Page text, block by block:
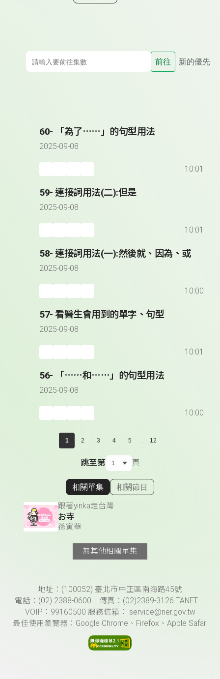
前往 新的優先
60- 「為了⋯⋯」的句型用法
2025-09-08
10:01
59- 連接詞用法(二):但是
2025-09-08
10:01
58- 連接詞用法(一):然後就、因為、或
2025-09-08
10:00
57- 看醫生會用到的單字、句型
2025-09-08
10:01
56- 「⋯⋯和⋯⋯」的句型用法
2025-09-08
10:00
1 2 3 4 5 ... 12
跳至第 頁
顯示相關單集
相關單集 相關節目
跟著yinka走台灣
お寺
孫寅華
無其他相關單集
頁尾資訊地址：(100052) 臺北市中正區南海路45號
電話：(02) 2388-0600 傳真：(02)2389-3126 TANET
VOIP：99160500 服務信箱： service@ner.gov.tw
最佳使用瀏覽器：Google Chrome、Firefox、Apple Safari